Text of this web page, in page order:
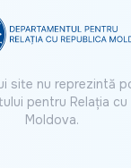
site nu reprezintă
pentru Relația cu
Moldova.